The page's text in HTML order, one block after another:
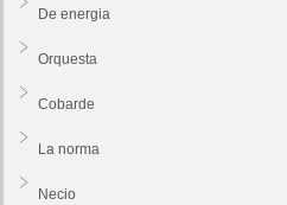
De energia
Orquesta
Cobarde
La norma
Necio